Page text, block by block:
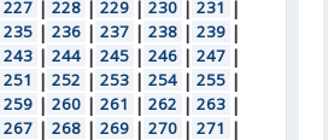
227 | 228 | 229 | 230 | 231 |
235 | 236 | 237 | 238 | 239 |
243 | 244 | 245 | 246 | 247 |
251 | 252 | 253 | 254 | 255 |
259 | 260 | 261 | 262 | 263 |
267 | 268 | 269 | 270 | 271 |